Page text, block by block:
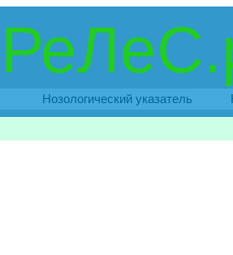
Нозологический указатель